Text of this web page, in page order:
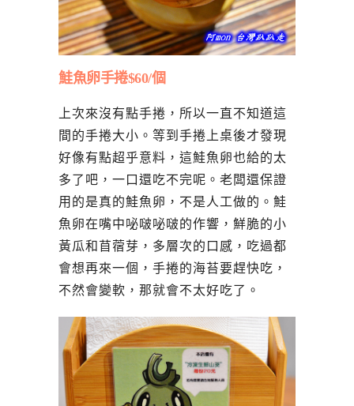
鮭魚卵手捲$60/個
上次來沒有點手捲，所以一直不知道這
間的手捲大小。等到手捲上桌後才發現
好像有點超乎意料，這鮭魚卵也給的太
多了吧，一口還吃不完呢。老闆還保證
用的是真的鮭魚卵，不是人工做的。鮭
魚卵在嘴中咇啵咇啵的作響，鮮脆的小
黃瓜和苜蓿芽，多層次的口感，吃過都
會想再來一個，手捲的海苔要趕快吃，
不然會變軟，那就會不太好吃了。